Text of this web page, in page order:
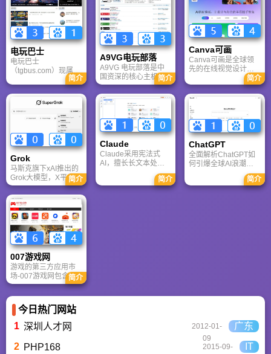
作，国内访问极速，
是美化桌面的首选平
台。
年的战友。同时提供
最新CGA电竞赛事资
讯及热门页游入口，
致敬中国电竞的黄金
时代。
专注于移动游戏领域
的垂直媒体。
电玩巴士
电玩巴士
（tgbus.com）现属于
多牛传媒，是一家专
注于解决游戏用户需
求的综合性游戏门户
网站，电玩巴士是一
个全面的综合性游戏
门户，专注于为全球
玩家提供主机、PC及
移动端游戏的全方位
资讯。
简介
A9VG电玩部落
A9VG 电玩部落是中
国资深的核心主机游
戏玩家社区。网站以
论坛为核心，提供全
面的主机游戏资讯、
攻略和资料库，覆盖
PlayStation、Xbox、
Switch 等全平台。凭
借其深厚的历史积淀
和活跃的用户群体，
A9VG 成为硬核玩家
交流心得、分享攻略
的首选平台之一。
简介
Canva可画
Canva可画是全球领
先的在线视觉设计平
台，内置AI“魔力工作
室”，提供海量正版模
板与素材。无论是自
媒体封面、企业海报
还是PPT，零基础用
户也能轻松实现专业
级创作，让设计触手
可及。
简介
Grok
马斯克旗下xAI推出的
Grok大模型，X平台实
时数据整合与多智能
体协作的核心优势。
针对其中文能力、隐
私安全及幻觉问题等
高频疑问进行客观解
答，提供AI选型参
考。
简介
Claude
Claude采用宪法式
AI，擅长长文本处理
与严谨文档生成；
ChatGPT基于RLHF，
在复杂推理、代码与
简介
ChatGPT‌
全面解析ChatGPT如
何引爆全球AI浪潮！
通俗讲解神经网络、
Transformer与RLHF
核心技术，带您轻松
简介
007游戏网
游戏的第三方应用市
场-007游戏网包含安
卓（Android）和苹果
（iOS）系统的手机应
用、游戏以及电脑软
件的下载服务，还有
精心推荐的应用排行
榜,搭配极佳的下载体
得信赖的应用商店。
简介
今日热门网站
1 深圳人才网
2012-01-
09
广东
2 PHP168
2015-09-
IT